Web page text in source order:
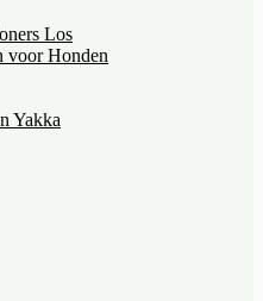
Los
voor Honden
Yakka